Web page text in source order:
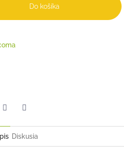
Do košíka
Diskusia